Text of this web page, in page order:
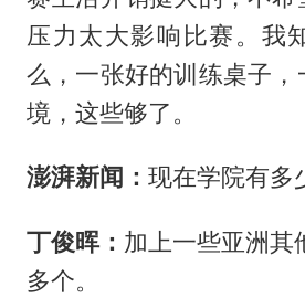
压力太大影响比赛。我
么，一张好的训练桌子
境，这些够了。
澎湃新闻： 现在学院有多
丁俊晖： 加上一些亚洲其
多个。